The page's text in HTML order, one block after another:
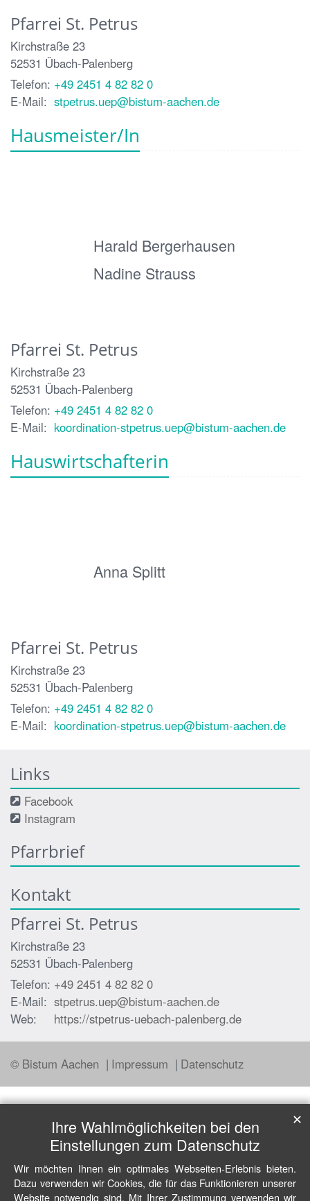
Pfarrei St. Petrus
Kirchstraße 23
52531 Übach-Palenberg
Telefon: +49 2451 4 82 82 0
E-Mail: stpetrus.uep@bistum-aachen.de
Hausmeister/In
Harald Bergerhausen
Nadine Strauss
Pfarrei St. Petrus
Kirchstraße 23
52531 Übach-Palenberg
Telefon: +49 2451 4 82 82 0
E-Mail: koordination-stpetrus.uep@bistum-aachen.de
Hauswirtschafterin
Anna Splitt
Pfarrei St. Petrus
Kirchstraße 23
52531 Übach-Palenberg
Telefon: +49 2451 4 82 82 0
E-Mail: koordination-stpetrus.uep@bistum-aachen.de
Links
Facebook
Instagram
Pfarrbrief
Kontakt
Pfarrei St. Petrus
Kirchstraße 23
52531 Übach-Palenberg
Telefon: +49 2451 4 82 82 0
E-Mail: stpetrus.uep@bistum-aachen.de
Web:
https://stpetrus-uebach-palenberg.de
© Bistum Aachen Impressum Datenschutz
Ihre Wahlmöglichkeiten bei den
Einstellungen zum Datenschutz
Wir möchten Ihnen ein optimales Webseiten-Erlebnis bieten.
Dazu verwenden wir Cookies, die für das Funktionieren unserer
Website notwendig sind. Mit Ihrer Zustimmung verwenden wir
✕